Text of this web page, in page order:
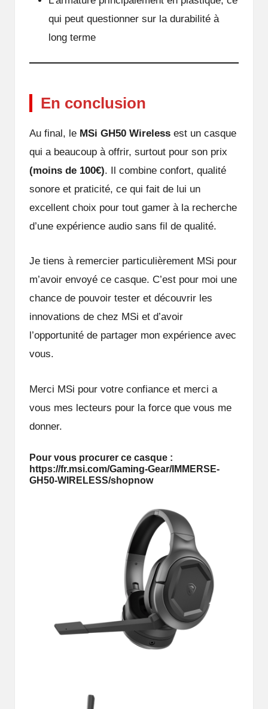
qui peut questionner sur la durabilité à
long terme
En conclusion
Au final, le MSi GH50 Wireless est un casque
qui a beaucoup à offrir, surtout pour son prix
(moins de 100€). Il combine confort, qualité
sonore et praticité, ce qui fait de lui un
excellent choix pour tout gamer à la recherche
d’une expérience audio sans fil de qualité.
Je tiens à remercier particulièrement MSi pour
m’avoir envoyé ce casque. C’est pour moi une
chance de pouvoir tester et découvrir les
innovations de chez MSi et d’avoir
l’opportunité de partager mon expérience avec
vous.
Merci MSi pour votre confiance et merci a
vous mes lecteurs pour la force que vous me
donner.
Pour vous procurer ce casque :
https://fr.msi.com/Gaming-Gear/IMMERSE-
GH50-WIRELESS/shopnow